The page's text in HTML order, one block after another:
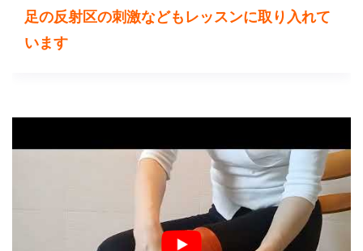
足の反射区の刺激などもレッスンに取り入れて
います